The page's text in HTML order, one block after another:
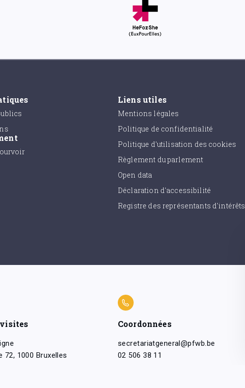
Liens utiles
Mentions légales
Politique de confidentialité
Politique d'utilisation des cookies
Règlement du parlement
Open data
Déclaration d'accessibilité
Registre des représentants d'intérêts
72, 1000 Bruxelles
Coordonnées
secretariatgeneral@pfwb.be
02 506 38 11